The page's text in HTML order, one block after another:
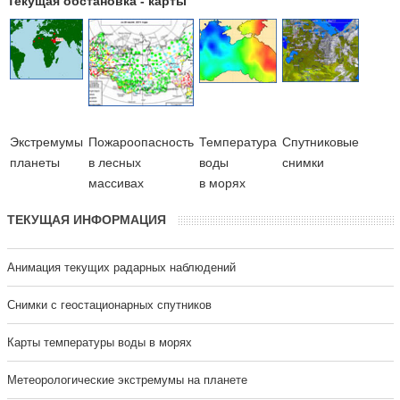
Экстремумы
планеты
Пожароопасность
в лесных
массивах
Температура
воды
в морях
Cпутниковые
снимки
ТЕКУЩАЯ ИНФОРМАЦИЯ
Анимация текущих радарных наблюдений
Cнимки с геостационарных спутников
Карты температуры воды в морях
Метеорологические экстремумы на планете